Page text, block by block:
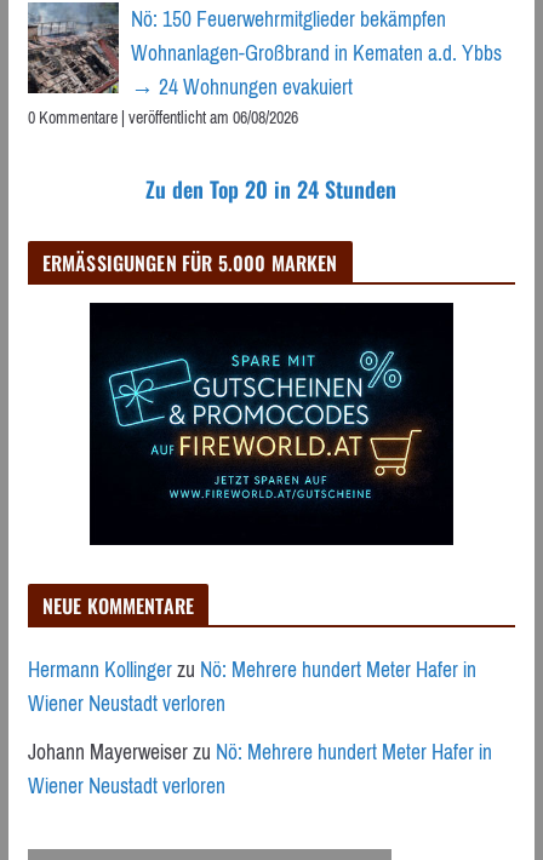
Nö: 150 Feuerwehrmitglieder bekämpfen
Wohnanlagen-Großbrand in Kematen a.d. Ybbs
→ 24 Wohnungen evakuiert
0 Kommentare|veröffentlicht am 06/08/2026
Zu den Top 20 in 24 Stunden
ERMÄSSIGUNGEN FÜR 5.000 MARKEN
NEUE KOMMENTARE
Hermann KollingerzuNö: Mehrere hundert Meter Hafer in
Wiener Neustadt verloren
Johann MayerweiserzuNö: Mehrere hundert Meter Hafer in
Wiener Neustadt verloren